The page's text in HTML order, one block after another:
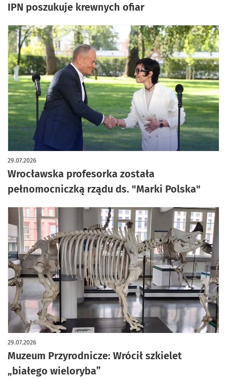
IPN poszukuje krewnych ofiar
Wrocławska profesorka została
pełnomocniczką rządu ds. "Marki Polska"
29.07.2026
Muzeum Przyrodnicze: Wrócił szkielet
„białego wieloryba”
29.07.2026